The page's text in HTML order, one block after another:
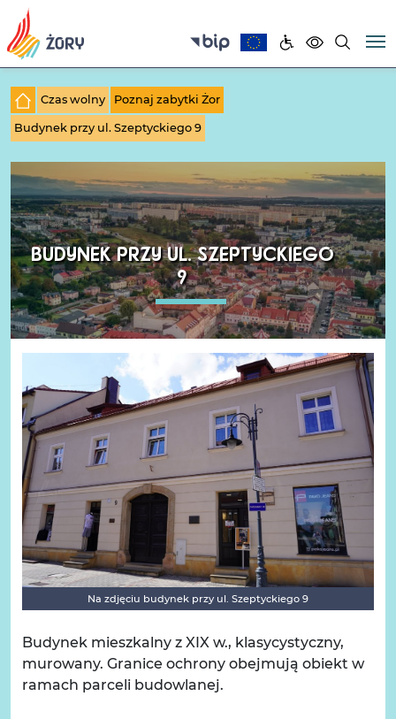
Czas wolny Poznaj zabytki Żor
Budynek przy ul. Szeptyckiego 9
BUDYNEK PRZY UL. SZEPTYCKIEGO
9
Na zdjęciu budynek przy ul. Szeptyckiego 9
Budynek mieszkalny z XIX w., klasycystyczny,
murowany. Granice ochrony obejmują obiekt w
ramach parceli budowlanej.